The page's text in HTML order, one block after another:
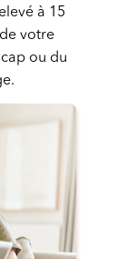
à 15
votre
ou du